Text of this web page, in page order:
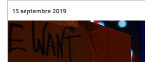
15 septembre 2019